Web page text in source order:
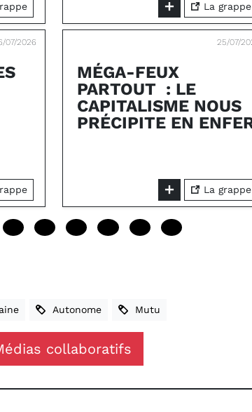
La grappe
07/2026 25/07/
MÉGA-FEUX
PARTOUT : LE
CAPITALISME NOUS
PRÉCIPITE EN
La grappe
Autonome Mutu
collaboratifs